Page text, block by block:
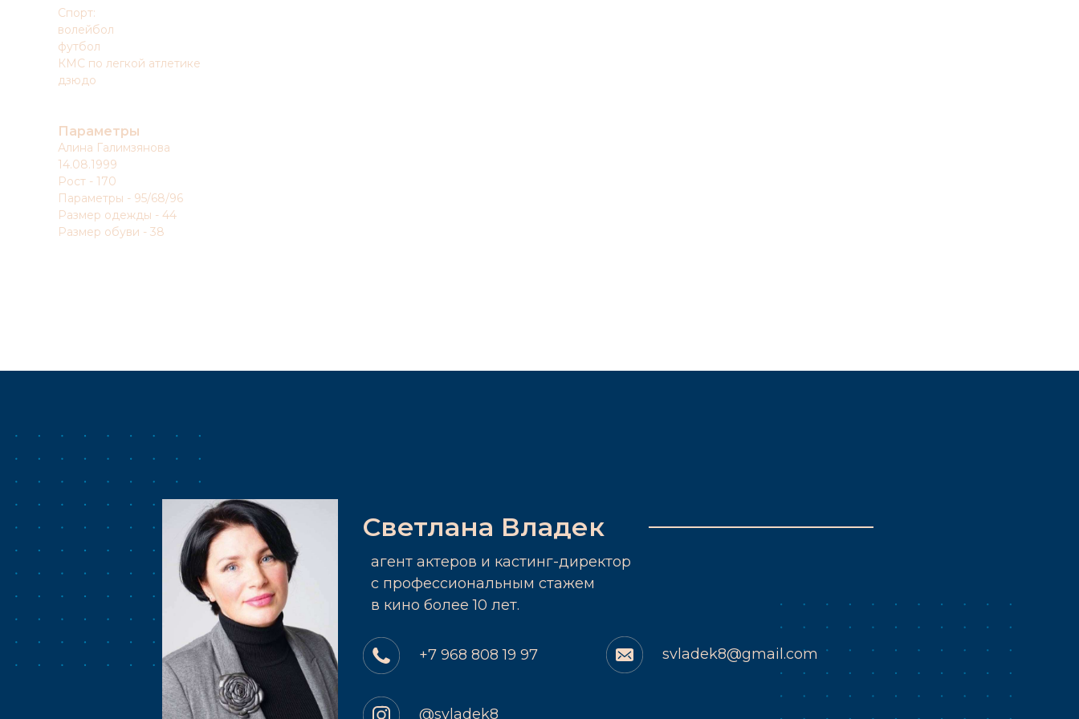
Спорт:
волейбол
футбол
КМС по легкой атлетике
дзюдо
Параметры
Алина Галимзянова
14.08.1999
Рост - 170
Параметры - 95/68/96
Размер одежды - 44
Размер обуви - 38
Светлана Владек
агент актеров и кастинг-директор
c профессиональным стажем
в кино более 10 лет.
+7 968 808 19 97 svladek8@gmail.com
@svladek8